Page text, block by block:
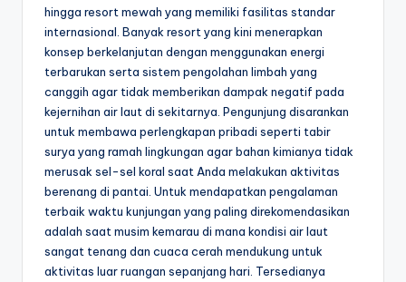
hingga resort mewah yang memiliki fasilitas standar
internasional. Banyak resort yang kini menerapkan
konsep berkelanjutan dengan menggunakan energi
terbarukan serta sistem pengolahan limbah yang
canggih agar tidak memberikan dampak negatif pada
kejernihan air laut di sekitarnya. Pengunjung disarankan
untuk membawa perlengkapan pribadi seperti tabir
surya yang ramah lingkungan agar bahan kimianya tidak
merusak sel-sel koral saat Anda melakukan aktivitas
berenang di pantai. Untuk mendapatkan pengalaman
terbaik waktu kunjungan yang paling direkomendasikan
adalah saat musim kemarau di mana kondisi air laut
sangat tenang dan cuaca cerah mendukung untuk
aktivitas luar ruangan sepanjang hari. Tersedianya